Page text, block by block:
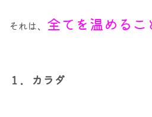
それは、 全てを温めるこ
１．カラダ